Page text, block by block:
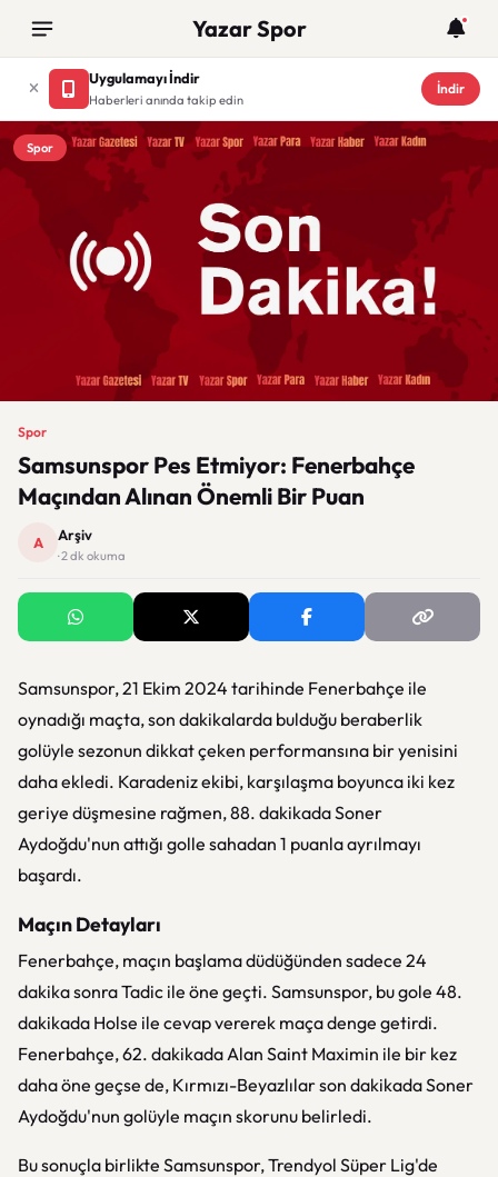
Yazar Spor
Uygulamayı İndir
Haberleri anında takip edin
İndir
Spor
Spor
Samsunspor Pes Etmiyor: Fenerbahçe
Maçından Alınan Önemli Bir Puan
A Arşiv
· 2 dk okuma
Samsunspor, 21 Ekim 2024 tarihinde Fenerbahçe ile
oynadığı maçta, son dakikalarda bulduğu beraberlik
golüyle sezonun dikkat çeken performansına bir yenisini
daha ekledi. Karadeniz ekibi, karşılaşma boyunca iki kez
geriye düşmesine rağmen, 88. dakikada Soner
Aydoğdu'nun attığı golle sahadan 1 puanla ayrılmayı
başardı.
Maçın Detayları
Fenerbahçe, maçın başlama düdüğünden sadece 24
dakika sonra Tadic ile öne geçti. Samsunspor, bu gole 48.
dakikada Holse ile cevap vererek maça denge getirdi.
Fenerbahçe, 62. dakikada Alan Saint Maximin ile bir kez
daha öne geçse de, Kırmızı-Beyazlılar son dakikada Soner
Aydoğdu'nun golüyle maçın skorunu belirledi.
Bu sonuçla birlikte Samsunspor, Trendyol Süper Lig'de